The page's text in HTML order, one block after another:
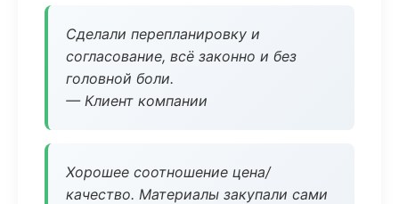
Сделали перепланировку и
согласование, всё законно и без
головной боли.
— Клиент компании
Хорошее соотношение цена/
качество. Материалы закупали сами